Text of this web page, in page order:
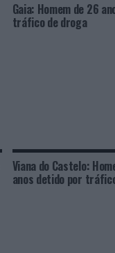
Gaia: Homem de 26
tráfico de droga
Viana do Castelo:
anos detido por